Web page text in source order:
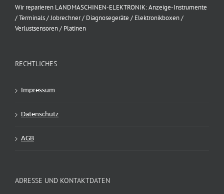
Wir reparieren LANDMASCHINEN-ELEKTRONIK: Anzeige-Instrumente
/ Terminals / Jobrechner / Diagnosegeräte / Elektronikboxen /
Verlustsensoren / Platinen
RECHTLICHES
Impressum
Datenschutz
AGB
ADRESSE UND KONTAKTDATEN